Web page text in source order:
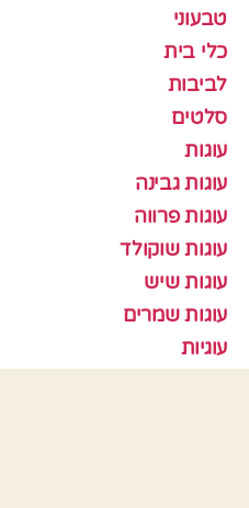
טבעוני
כלי בית
לביבות
סלטים
עוגות
עוגות גבינה
עוגות פרווה
עוגות שוקולד
עוגות שיש
עוגות שמרים
עוגיות